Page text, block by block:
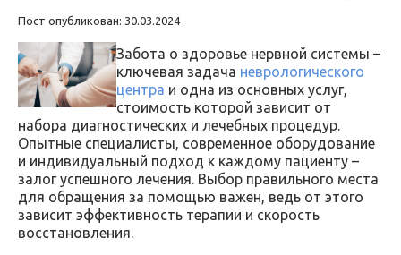
Пост опубликован: 30.03.2024
Забота о здоровье нервной системы –
ключевая задача неврологического
центра и одна из основных услуг,
стоимость которой зависит от
набора диагностических и лечебных процедур.
Опытные специалисты, современное оборудование
и индивидуальный подход к каждому пациенту –
залог успешного лечения. Выбор правильного места
для обращения за помощью важен, ведь от этого
зависит эффективность терапии и скорость
восстановления.